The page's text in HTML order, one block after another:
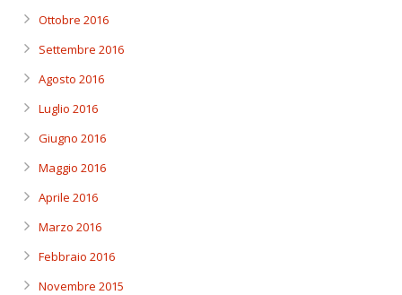
Ottobre 2016
Settembre 2016
Agosto 2016
Luglio 2016
Giugno 2016
Maggio 2016
Aprile 2016
Marzo 2016
Febbraio 2016
Novembre 2015